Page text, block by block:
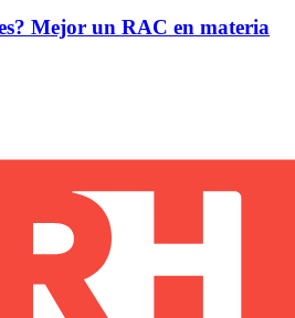
Mejor un RAC en materia